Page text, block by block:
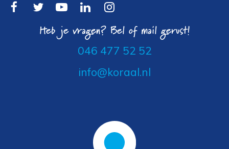
Heb je vragen? Bel of mail gerust!
046 477 52 52
info@koraal.nl